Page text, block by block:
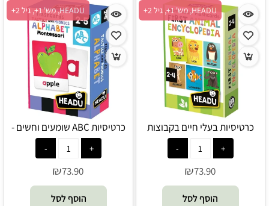
HEADU, מש' 1+, גיל 2+
כרטיסיות בעלי חיים בקבוצות
לקטננטנים - HEADU
₪73.90
הוסף לסל
HEADU, מש' 1+, גיל 2+
כרטיסיות ABC שומעים וחשים -
HEADU
₪73.90
הוסף לסל